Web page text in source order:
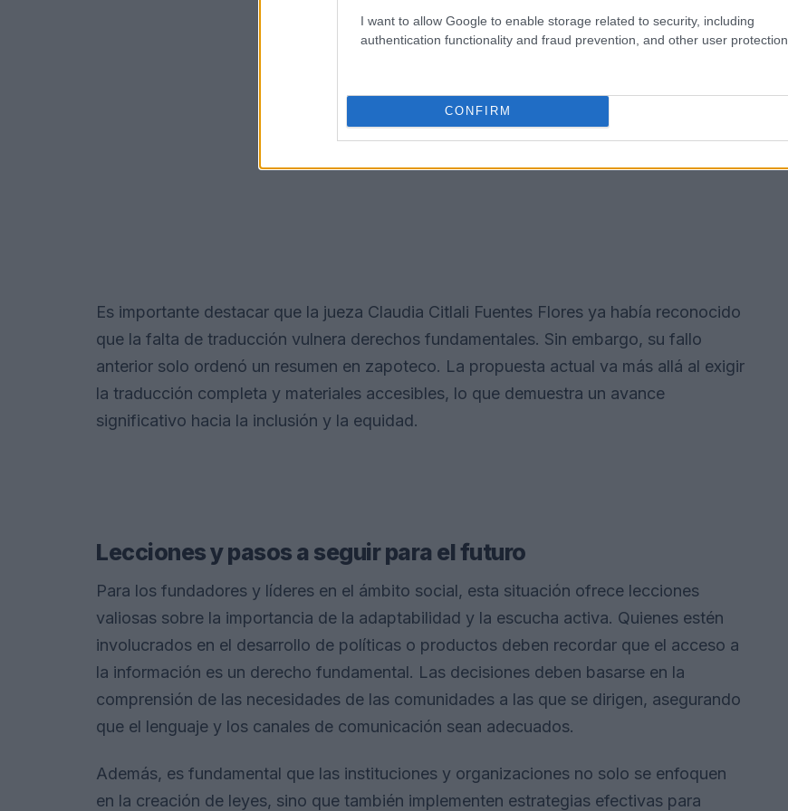
I want to allow Google to enable storage related to security, including
authentication functionality and fraud prevention, and other user protection.
CONFIRM
Es importante destacar que la jueza Claudia Citlali Fuentes Flores ya había reconocido
que la falta de traducción vulnera derechos fundamentales. Sin embargo, su fallo
anterior solo ordenó un resumen en zapoteco. La propuesta actual va más allá al exigir
la traducción completa y materiales accesibles, lo que demuestra un avance
significativo hacia la inclusión y la equidad.
Lecciones y pasos a seguir para el futuro
Para los fundadores y líderes en el ámbito social, esta situación ofrece lecciones
valiosas sobre la importancia de la adaptabilidad y la escucha activa. Quienes estén
involucrados en el desarrollo de políticas o productos deben recordar que el acceso a
la información es un derecho fundamental. Las decisiones deben basarse en la
comprensión de las necesidades de las comunidades a las que se dirigen, asegurando
que el lenguaje y los canales de comunicación sean adecuados.
Además, es fundamental que las instituciones y organizaciones no solo se enfoquen
en la creación de leyes, sino que también implementen estrategias efectivas para